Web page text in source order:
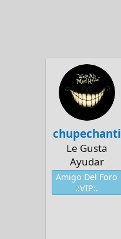
chupechanti
Le Gusta
Ayudar
Amigo Del Foro
.:VIP:.